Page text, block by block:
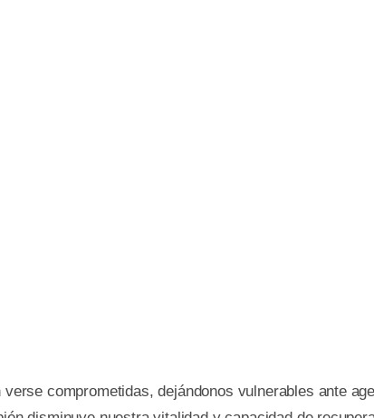
comprometidas, dejándonos vulnerables ante